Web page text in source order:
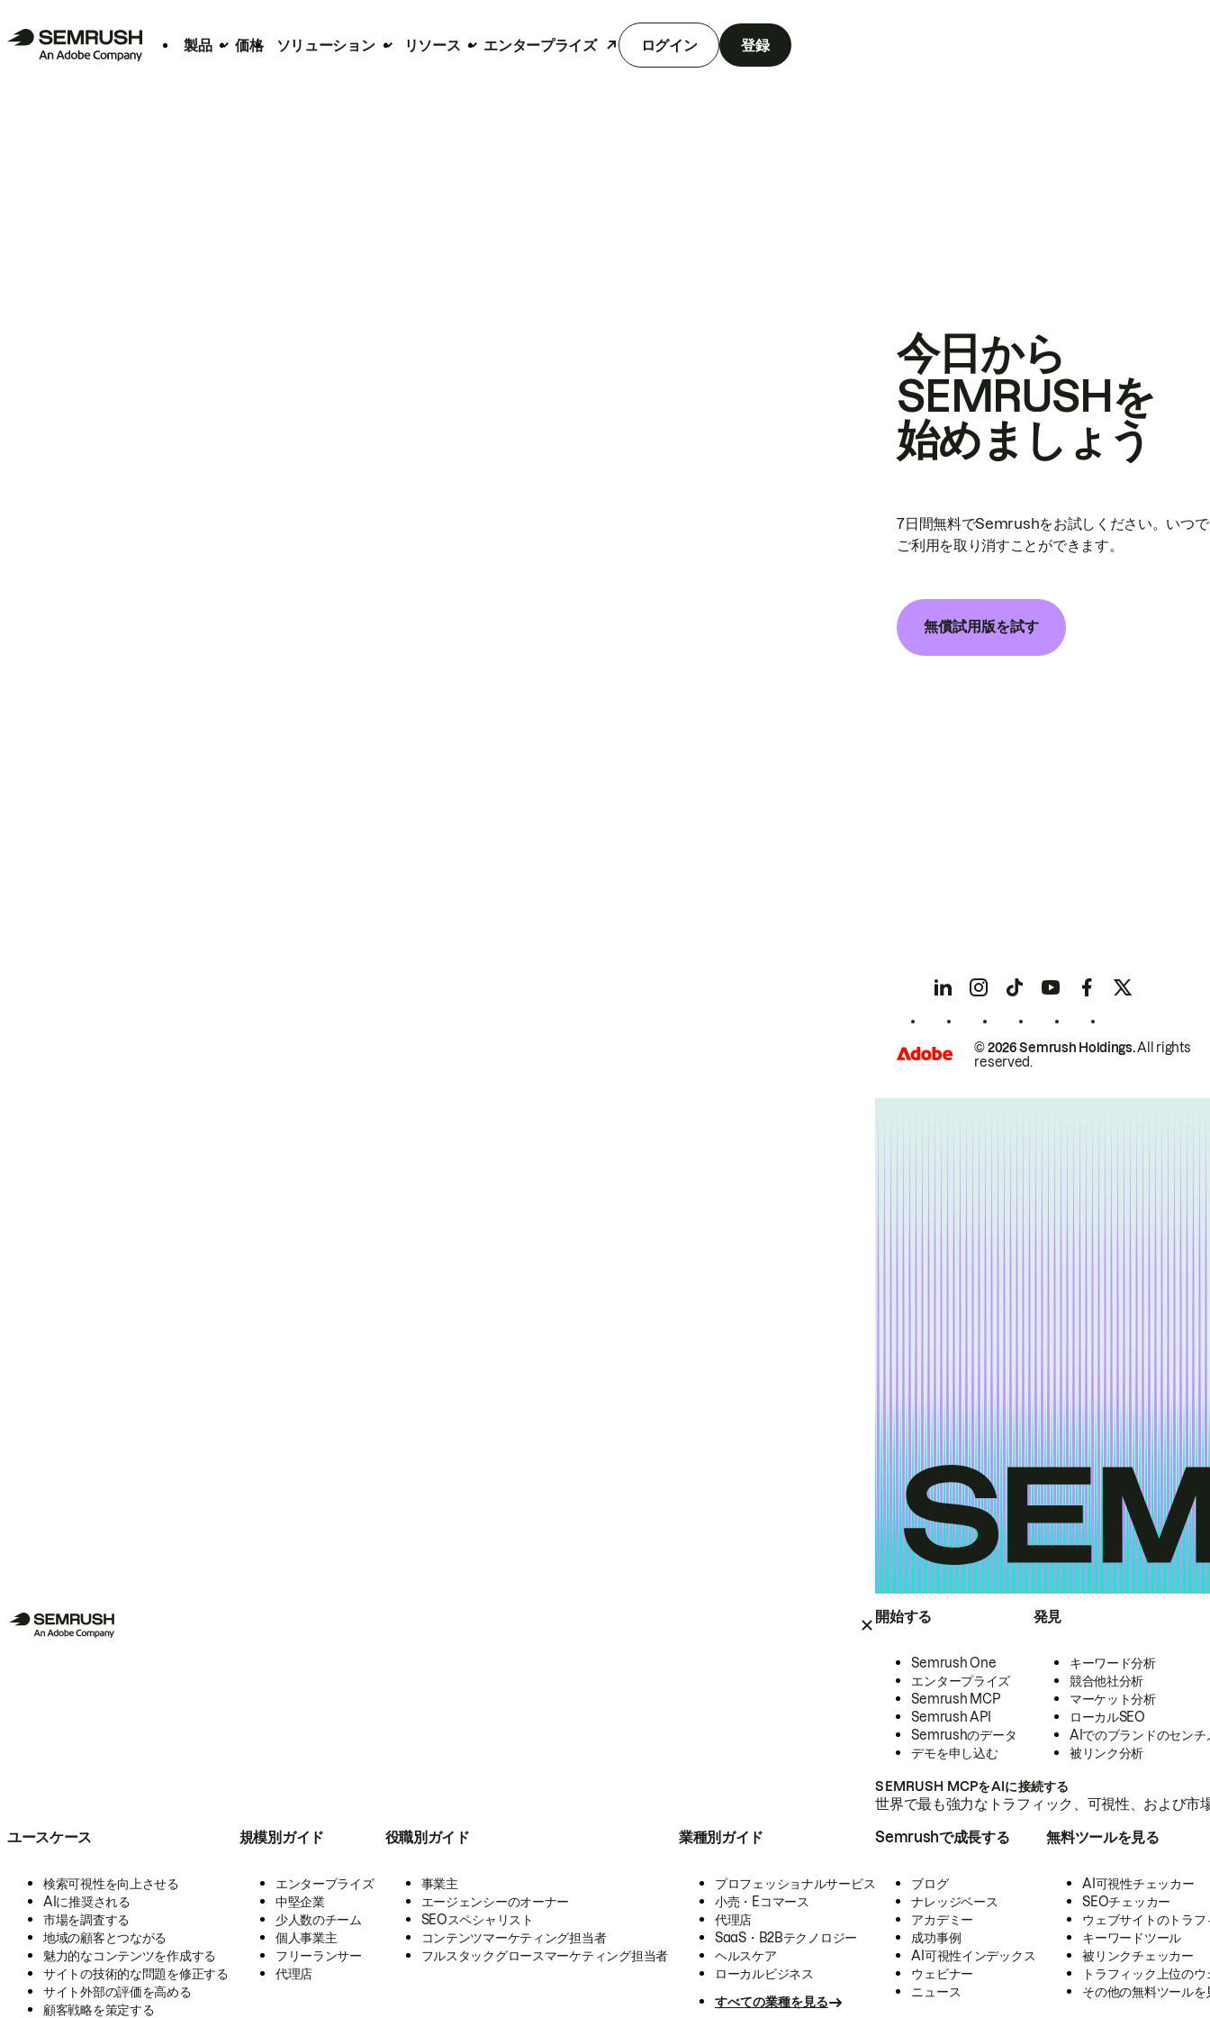
製品 価格 ソリューション リソース エンタープライズ ログイン 登録
開始する
Semrush One
エンタープライズ
Semrush MCP
Semrush API
Semrushのデータ
デモを申し込む
発見
キーワード分析
競合他社分析
マーケット分析
ローカルSEO
AIでのブランドのセンチ
被リンク分析
SEMRUSH MCPをAIに接続する
世界で最も強力なトラフィック、可視性、および
ユースケース
検索可視性を向上させる
AIに推奨される
市場を調査する
地域の顧客とつながる
魅力的なコンテンツを作成する
サイトの技術的な問題を修正する
サイト外部の評価を高める
顧客戦略を策定する
規模別ガイド
エンタープライズ
中堅企業
少人数のチーム
個人事業主
フリーランサー
代理店
役職別ガイド
事業主
エージェンシーのオーナー
SEOスペシャリスト
コンテンツマーケティング担当者
フルスタックグロースマーケティング担当者
業種別ガイド
プロフェッショナルサービス
小売・Eコマース
代理店
SaaS・B2Bテクノロジー
ヘルスケア
ローカルビジネス
すべての業種を見る
Semrushで成長する
ブログ
ナレッジベース
アカデミー
成功事例
AI可視性インデックス
ウェビナー
ニュース
無料ツールを見る
AI可視性チェッカー
SEOチェッカー
ウェブサイトのトラ
キーワードツール
被リンクチェッカー
トラフィック上位の
その他の無料ツールを
今日から
SEMRUSHを
始めましょう
7日間無料でSemrushをお試しください。いつ
ご利用を取り消すことができます。
無償試用版を試す
© 2026 Semrush Holdings.All rights
reserved.